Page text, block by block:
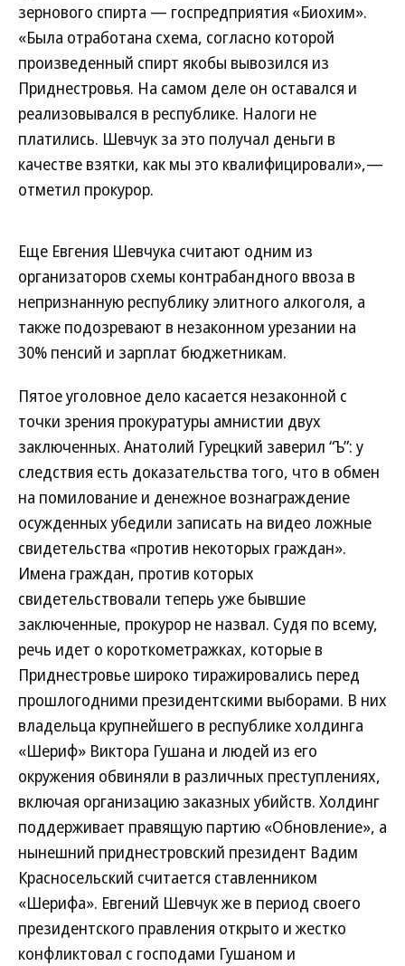
зернового спирта — госпредприятия «Биохим».
«Была отработана схема, согласно которой
произведенный спирт якобы вывозился из
Приднестровья. На самом деле он оставался и
реализовывался в республике. Налоги не
платились. Шевчук за это получал деньги в
качестве взятки, как мы это квалифицировали»,—
отметил прокурор.
Еще Евгения Шевчука считают одним из
организаторов схемы контрабандного ввоза в
непризнанную республику элитного алкоголя, а
также подозревают в незаконном урезании на
30% пенсий и зарплат бюджетникам.
Пятое уголовное дело касается незаконной с
точки зрения прокуратуры амнистии двух
заключенных. Анатолий Гурецкий заверил “Ъ”: у
следствия есть доказательства того, что в обмен
на помилование и денежное вознаграждение
осужденных убедили записать на видео ложные
свидетельства «против некоторых граждан».
Имена граждан, против которых
свидетельствовали теперь уже бывшие
заключенные, прокурор не назвал. Судя по всему,
речь идет о короткометражках, которые в
Приднестровье широко тиражировались перед
прошлогодними президентскими выборами. В них
владельца крупнейшего в республике холдинга
«Шериф» Виктора Гушана и людей из его
окружения обвиняли в различных преступлениях,
включая организацию заказных убийств. Холдинг
поддерживает правящую партию «Обновление», а
нынешний приднестровский президент Вадим
Красносельский считается ставленником
«Шерифа». Евгений Шевчук же в период своего
президентского правления открыто и жестко
конфликтовал с господами Гушаном и